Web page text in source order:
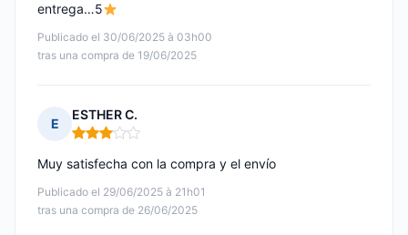
Publicado el 30/06/2025 à 03h00
tras una compra de 19/06/2025
entrega…5
E
ESTHER C.
Nota: 3 de 5
Publicado el 29/06/2025 à 21h01
tras una compra de 26/06/2025
Muy satisfecha con la compra y el envío